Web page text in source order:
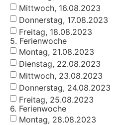
Mittwoch, 16.08.2023
Donnerstag, 17.08.2023
Freitag, 18.08.2023
5. Ferienwoche
Montag, 21.08.2023
Dienstag, 22.08.2023
Mittwoch, 23.08.2023
Donnerstag, 24.08.2023
Freitag, 25.08.2023
6. Ferienwoche
Montag, 28.08.2023